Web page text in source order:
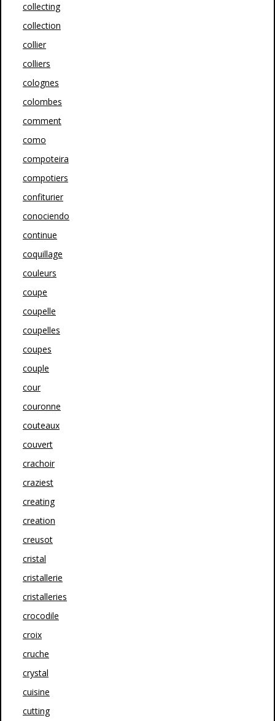
collecting
collection
collier
colliers
colognes
colombes
comment
como
compoteira
compotiers
confiturier
conociendo
continue
coquillage
couleurs
coupe
coupelle
coupelles
coupes
couple
cour
couronne
couteaux
couvert
crachoir
craziest
creating
creation
creusot
cristal
cristallerie
cristalleries
crocodile
croix
cruche
crystal
cuisine
cutting